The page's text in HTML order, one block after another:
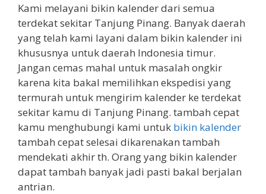
Kami melayani bikin kalender dari semua
terdekat sekitar Tanjung Pinang. Banyak daerah
yang telah kami layani dalam bikin kalender ini
khususnya untuk daerah Indonesia timur.
Jangan cemas mahal untuk masalah ongkir
karena kita bakal memilihkan ekspedisi yang
termurah untuk mengirim kalender ke terdekat
sekitar kamu di Tanjung Pinang. tambah cepat
kamu menghubungi kami untuk bikin kalender
tambah cepat selesai dikarenakan tambah
mendekati akhir th. Orang yang bikin kalender
dapat tambah banyak jadi pasti bakal berjalan
antrian.